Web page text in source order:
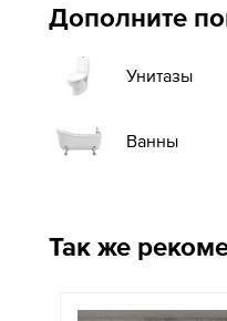
Дополните
Унитазы
Ванны
Так же